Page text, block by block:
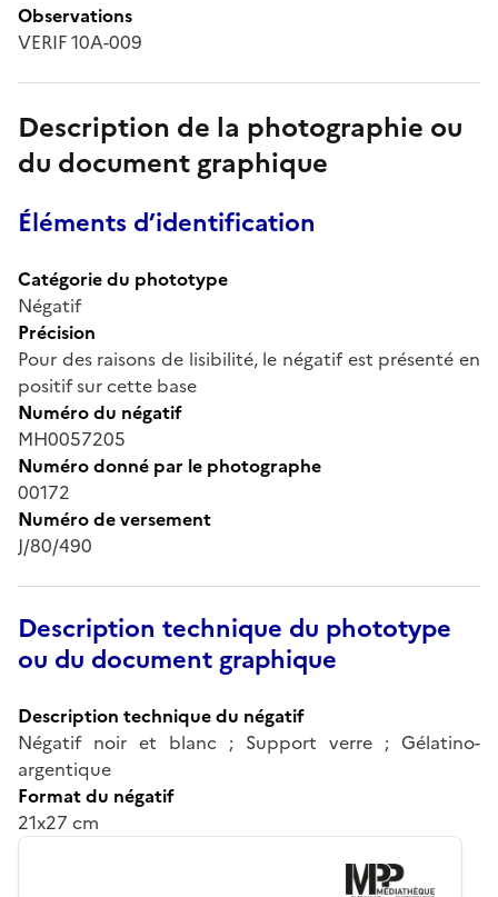
Observations
VERIF 10A-009
Description de la photographie ou
du document graphique
Éléments d’identification
Catégorie du phototype
Négatif
Précision
Pour des raisons de lisibilité, le négatif est présenté en
positif sur cette base
Numéro du négatif
MH0057205
Numéro donné par le photographe
00172
Numéro de versement
J/80/490
Description technique du phototype
ou du document graphique
Description technique du négatif
Négatif noir et blanc ; Support verre ; Gélatino-
argentique
Format du négatif
21x27 cm